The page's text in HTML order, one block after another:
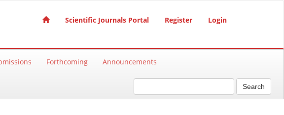
Scientific Journals Portal Register Login
Forthcoming Announcements
Search